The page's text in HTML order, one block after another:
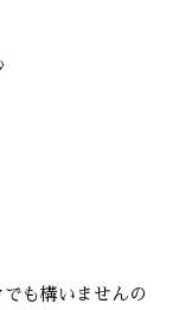
も構いませんの